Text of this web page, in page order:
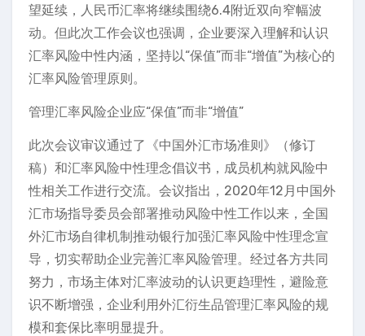
望延续，人民币汇率将继续围绕6.4附近双向窄幅波
动。但此次工作会议也强调，企业要深入理解和认识
汇率风险中性内涵，坚持以“保值”而非“增值”为核心的
汇率风险管理原则。
管理汇率风险企业应“保值”而非“增值”
此次会议审议通过了《中国外汇市场准则》（修订
稿）和汇率风险中性理念倡议书，成员机构就风险中
性相关工作进行交流。会议指出，2020年12月中国外
汇市场指导委员会部署推动风险中性工作以来，全国
外汇市场自律机制推动银行加强汇率风险中性理念宣
导，切实帮助企业完善汇率风险管理。经过各方共同
努力，市场主体对汇率波动的认识更趋理性，避险意
识不断增强，企业利用外汇衍生品管理汇率风险的规
模和套保比率明显提升。